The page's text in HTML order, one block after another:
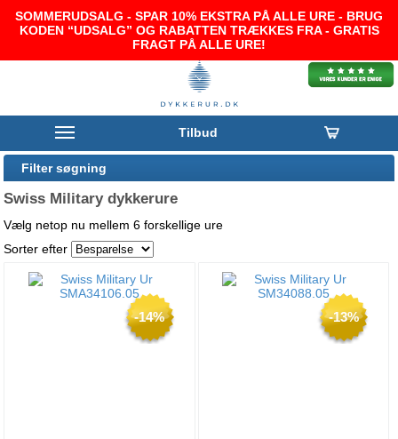
SOMMERUDSALG - SPAR 10% EKSTRA PÅ ALLE URE - BRUG
KODEN “UDSALG” OG RABATTEN TRÆKKES FRA - GRATIS
FRAGT PÅ ALLE URE!
Tilbud
Filter søgning
Swiss Military dykkerure
Vælg netop nu mellem 6 forskellige ure
Sorter efter
-14% -13%